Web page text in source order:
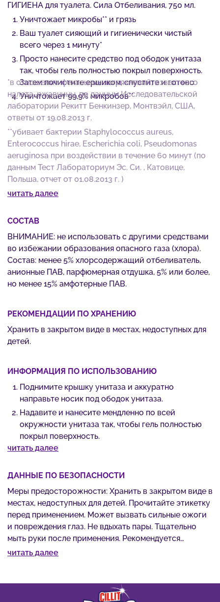
ГИГИЕНА для туалета. Сила Отбеливания, 750 мл.
Уничтожает микробы** и грязь
Ваш туалет сияющий и гигиенически чистый
всего через 1 минуту*
Просто нанесите средство под ободок унитаза
так, чтобы гель полностью покрыл поверхность.
Затем почистите ершиком, спустите и готово
Уничтожает 99,9% микробов**
*в отношении фекальных загрязнений, известкого
налета, ржавчины, по данным Исследовательской
лаборатории Рекитт Бенкинзер, Монтвэйл, США,
ответы от 19.08.2013 г.
**убивает бактерии Staphylococcus aureus,
Enterococcus hirae, Escherichia coli, Pseudomonas
aeruginosa при воздействии в течение 60 минут (по
данным Тест Лабораториум Эс. Си. , Катовице,
Польша, отчет от 01.08.2013 г. )
читать далее
СОСТАВ
ВНИМАНИЕ: не использовать с другими средствами
во избежании образования опасного газа (хлора).
Состав: менее 5% хлорсодержащий отбеливатель,
анионные ПАВ, парфюмерная отдушка, 5% или более,
но менее 15% амфотерные ПАВ.
РЕКОМЕНДАЦИИ ПО ХРАНЕНИЮ
Хранить в закрытом виде в местах, недоступных для
детей.
ИНФОРМАЦИЯ ПО ИСПОЛЬЗОВАНИЮ
Поднимите крышку унитаза и аккуратно
направьте носик под ободок унитаза.
Надавите и нанесите мендленно по всей
окружности унитаза так, чтобы гель полностью
покрыл поверхность.
Для наилучшего результата, оставьте на 10 мин,
Для устранения микробов оставьте на 60 мин. ,
затем почистите щеткой и смойте.
Подходит для любых унитазов, за исключением
унитазов из нержавеющей стали, мраморных или
эмалированных поверхностей.
Не допускать попадания на другие поверхности,
кроме унитаза. Для того, чтобы открыть крышку,
закручивайте плотно до характерного щелчка.
читать далее
ДАННЫЕ ПО БЕЗОПАСНОСТИ
Меры предосторожности: Хранить в закрытом виде в
местах, недоступных для детей. Прочитайте этикетку
перед применением. Может вызвать сильные ожоги
и повреждения глаз. Не вдыхать пары. Тщательно
мыть руки после применения. Рекомендуется
использовать защитные перчатки, а также защищать
воды в течение нескольких минут. При попадания в
глаза, немедленно промыть большим количеством
читать далее